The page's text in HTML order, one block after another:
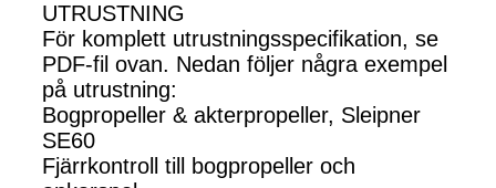
UTRUSTNING
För komplett utrustningsspecifikation, se
PDF-fil ovan. Nedan följer några exempel
på utrustning:
Bogpropeller & akterpropeller, Sleipner
SE60
Fjärrkontroll till bogpropeller och